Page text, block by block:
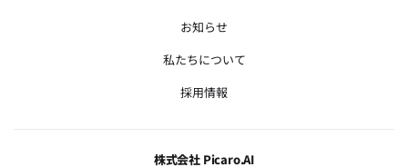
お知らせ
私たちについて
採用情報
株式会社 Picaro.AI